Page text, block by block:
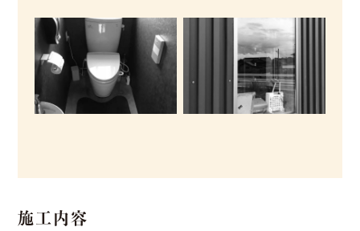
施工内容